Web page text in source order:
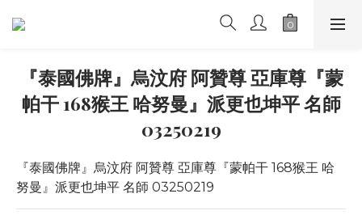
『泰國佛牌』烏汶府 阿贊尊 亞庫尊『蒙
帕干 168猴王 哈努曼』派更也坤平 名師
03250219
『泰國佛牌』烏汶府 阿贊尊 亞庫尊『蒙帕干 168猴王 哈
努曼』派更也坤平 名師 03250219